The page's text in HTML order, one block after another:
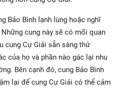
Bảo Bình lạnh lùng hoặc nghĩ
cung này sẽ có mối quan
cung Cự Giải sẵn sàng thử
của họ và phần nào gác lại nhu
Bên cạnh đó, cung Bảo Bình
lại để cung Cự Giải có thể cảm